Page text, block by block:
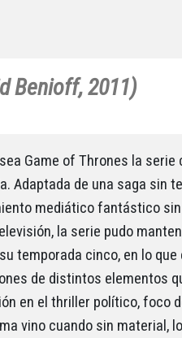
Benioff, 2011)
Game of Thrones la
Adaptada de una saga sin
mediático fantástico
la serie pudo
temporada cinco, en lo que
de distintos elementos
en el thriller político, foco
vino cuando sin material,